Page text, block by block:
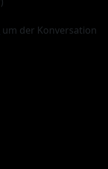
um der Konversation